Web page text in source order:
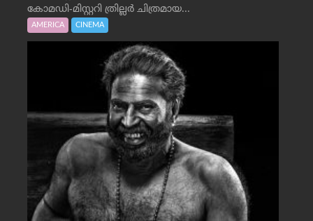
കോമഡി-മിസ്റ്ററി ത്രില്ലർ ചിത്രമായ...
AMERICA CINEMA